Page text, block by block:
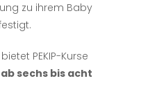
zu ihrem Baby
PEKIP-Kurse
sechs bis acht